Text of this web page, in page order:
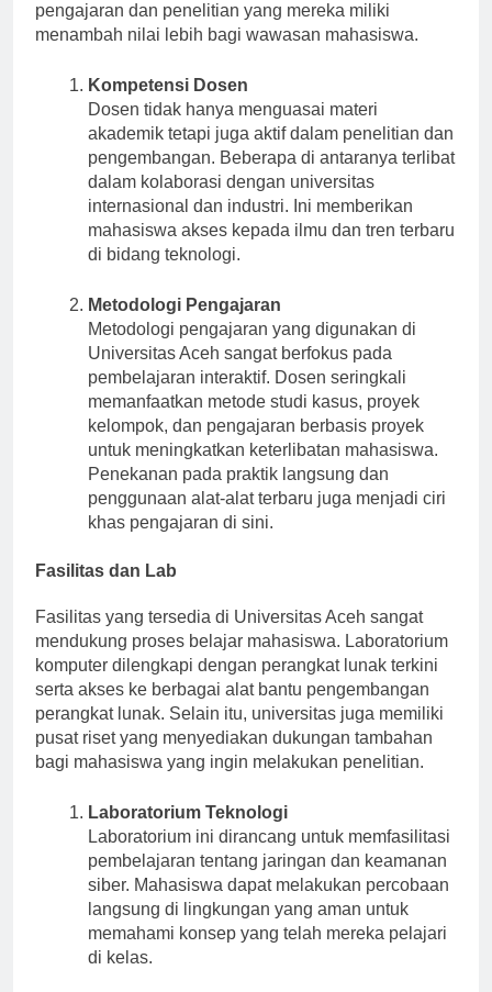
pengajaran dan penelitian yang mereka miliki
menambah nilai lebih bagi wawasan mahasiswa.
Kompetensi Dosen
Dosen tidak hanya menguasai materi
akademik tetapi juga aktif dalam penelitian dan
pengembangan. Beberapa di antaranya terlibat
dalam kolaborasi dengan universitas
internasional dan industri. Ini memberikan
mahasiswa akses kepada ilmu dan tren terbaru
di bidang teknologi.
Metodologi Pengajaran
Metodologi pengajaran yang digunakan di
Universitas Aceh sangat berfokus pada
pembelajaran interaktif. Dosen seringkali
memanfaatkan metode studi kasus, proyek
kelompok, dan pengajaran berbasis proyek
untuk meningkatkan keterlibatan mahasiswa.
Penekanan pada praktik langsung dan
penggunaan alat-alat terbaru juga menjadi ciri
khas pengajaran di sini.
Fasilitas dan Lab
Fasilitas yang tersedia di Universitas Aceh sangat
mendukung proses belajar mahasiswa. Laboratorium
komputer dilengkapi dengan perangkat lunak terkini
serta akses ke berbagai alat bantu pengembangan
perangkat lunak. Selain itu, universitas juga memiliki
pusat riset yang menyediakan dukungan tambahan
bagi mahasiswa yang ingin melakukan penelitian.
Laboratorium Teknologi
Laboratorium ini dirancang untuk memfasilitasi
pembelajaran tentang jaringan dan keamanan
siber. Mahasiswa dapat melakukan percobaan
langsung di lingkungan yang aman untuk
memahami konsep yang telah mereka pelajari
di kelas.